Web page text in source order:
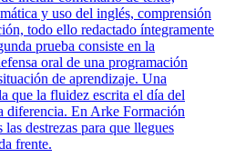
y uso del inglés, comprensión
todo ello redactado íntegramente
prueba consiste en la
oral de una programación
de aprendizaje. Una
que la fluidez escrita el día del
diferencia. En Arke Formación
las destrezas para que llegues
frente.